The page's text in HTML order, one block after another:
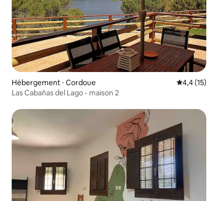
Hébergement ⋅ Cordoue Évaluation
4,4 (15)
Las Cabañas del Lago - maison 2